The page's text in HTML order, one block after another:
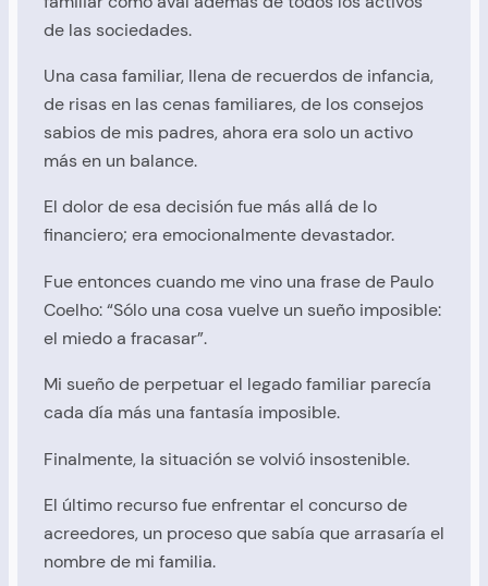
de las sociedades.
Una casa familiar, llena de recuerdos de infancia,
de risas en las cenas familiares, de los consejos
sabios de mis padres, ahora era solo un activo
más en un balance.
El dolor de esa decisión fue más allá de lo
financiero; era emocionalmente devastador.
Fue entonces cuando me vino una frase de Paulo
Coelho: “Sólo una cosa vuelve un sueño imposible:
el miedo a fracasar”.
Mi sueño de perpetuar el legado familiar parecía
cada día más una fantasía imposible.
Finalmente, la situación se volvió insostenible.
El último recurso fue enfrentar el concurso de
acreedores, un proceso que sabía que arrasaría el
nombre de mi familia.